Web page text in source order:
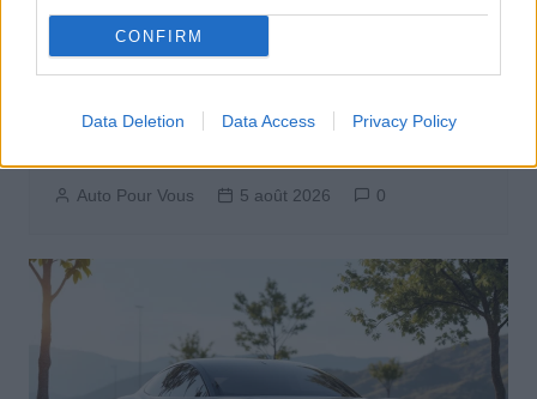
CONFIRM
Data Deletion Data Access Privacy Policy
devez vraiment connaître avant
Auto Pour Vous 5 août 2026 0